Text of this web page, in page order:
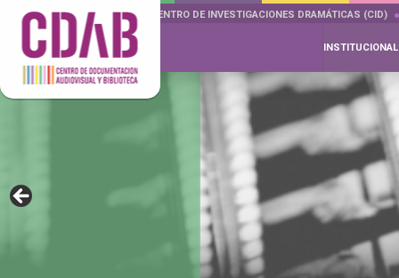
DOCUMENTA DRAMÁTICAS CENTRO DE INVESTIGACIONES DRAMÁTICAS (CID)
INSTITUCIONAL